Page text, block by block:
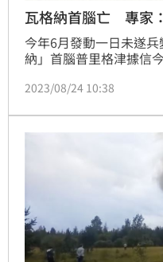
瓦格納首腦亡 專家
今年6月發動一日未遂
納」首腦普里格津據信
出的警訊。
2023/08/24 10:38